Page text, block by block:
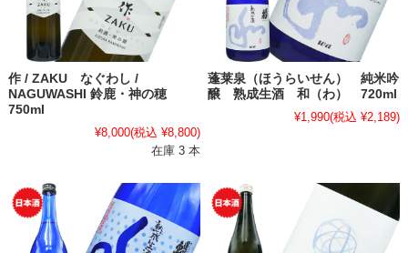
作 / ZAKU なぐわし /
NAGUWASHI 鈴鹿・神の穂
750ml
¥8,000(税込 ¥8,800)
在庫 3 本
蓬莱泉（ほうらいせん） 純米吟
醸 熟成生酒 和（わ） 720ml
¥1,990(税込 ¥2,189)